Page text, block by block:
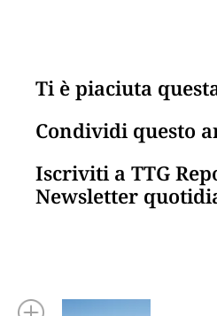
Ti è piaciuta
Condividi questo
Iscriviti a TTG
Newsletter